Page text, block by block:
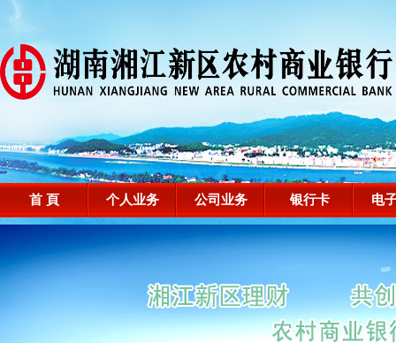
首 頁 个人业务 公司业务 银行卡 电